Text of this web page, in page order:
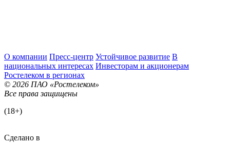
О компании Пресс-центр Устойчивое развитие В
национальных интересах Инвесторам и акционерам
Ростелеком в регионах
© 2026 ПАО «Ростелеком»
Все права защищены
(18+)
Сделано в